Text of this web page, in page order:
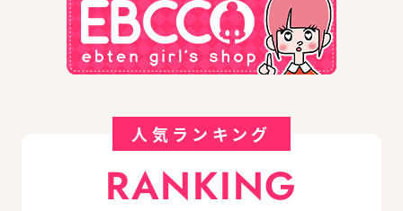
人気ランキング
RANKING